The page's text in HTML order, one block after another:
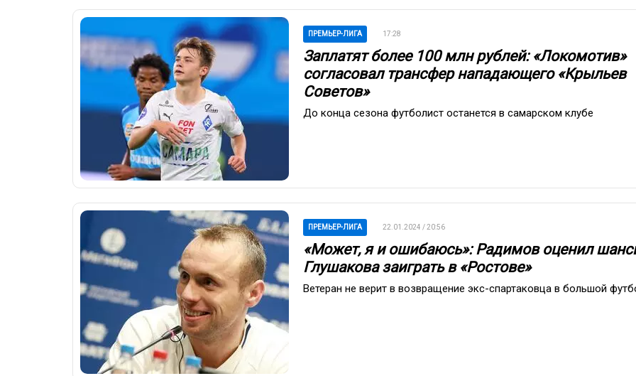
ПРЕМЬЕР-ЛИГА 17:28
Заплатят более 100 млн рублей: «Локомотив»
согласовал трансфер нападающего «Крыльев
Советов»
До конца сезона футболист останется в самарском клубе
ПРЕМЬЕР-ЛИГА 22.01.2024 / 20:56
«Может, я и ошибаюсь»: Радимов оценил
Глушакова заиграть в «Ростове»
Ветеран не верит в возвращение экс-спартаковца в большой